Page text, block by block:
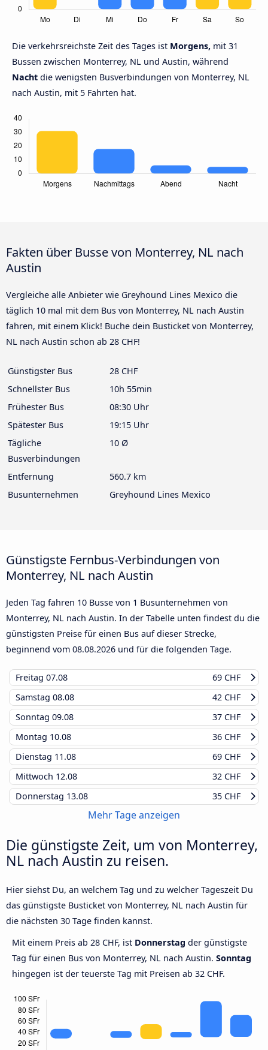
Die verkehrsreichste Zeit des Tages ist Morgens, mit 31
Bussen zwischen Monterrey, NL und Austin, während
Nacht die wenigsten Busverbindungen von Monterrey, NL
nach Austin, mit 5 Fahrten hat.
Fakten über Busse von Monterrey, NL nach
Austin
Vergleiche alle Anbieter wie Greyhound Lines Mexico die
täglich 10 mal mit dem Bus von Monterrey, NL nach Austin
fahren, mit einem Klick! Buche dein Busticket von Monterrey,
NL nach Austin schon ab 28 CHF!
Günstigster Bus
28 CHF
Schnellster Bus
10h 55min
Frühester Bus
08:30 Uhr
Spätester Bus
19:15 Uhr
Tägliche
Busverbindungen
10 Ø
Entfernung
560.7 km
Busunternehmen
Greyhound Lines Mexico
Günstigste Fernbus-Verbindungen von
Monterrey, NL nach Austin
Jeden Tag fahren 10 Busse von 1 Busunternehmen von
Monterrey, NL nach Austin. In der Tabelle unten findest du die
günstigsten Preise für einen Bus auf dieser Strecke,
beginnend vom 08.08.2026 und für die folgenden Tage.
Freitag 07.08
69 CHF
Samstag 08.08
42 CHF
Sonntag 09.08
37 CHF
Montag 10.08
36 CHF
Dienstag 11.08
69 CHF
Mittwoch 12.08
32 CHF
Donnerstag 13.08 35 CHF
Mehr Tage anzeigen
Die günstigste Zeit, um von Monterrey,
NL nach Austin zu reisen.
Hier siehst Du, an welchem Tag und zu welcher Tageszeit Du
das günstigste Busticket von Monterrey, NL nach Austin für
die nächsten 30 Tage finden kannst.
Mit einem Preis ab 28 CHF, ist Donnerstag der günstigste
Tag für einen Bus von Monterrey, NL nach Austin. Sonntag
hingegen ist der teuerste Tag mit Preisen ab 32 CHF.